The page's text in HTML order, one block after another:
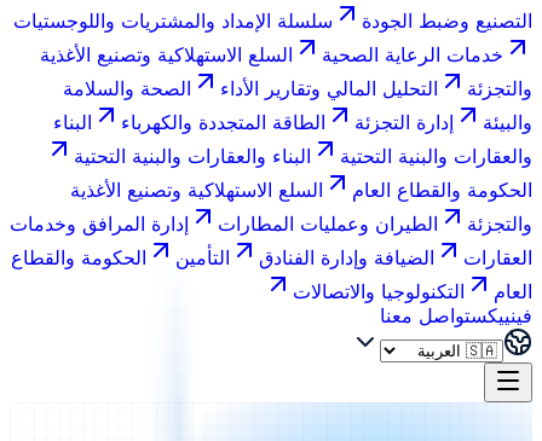
التصنيع وضبط الجودة
سلسلة الإمداد والمشتريات واللوجستيات
خدمات الرعاية الصحية
السلع الاستهلاكية وتصنيع الأغذية
والتجزئة
التحليل المالي وتقارير الأداء
الصحة والسلامة
والبيئة
إدارة التجزئة الطاقة المتجددة والكهرباء
البناء
والعقارات والبنية التحتية
البناء والعقارات والبنية التحتية
الحكومة والقطاع العام
السلع الاستهلاكية وتصنيع الأغذية
والتجزئة
الطيران وعمليات المطارات
إدارة المرافق وخدمات
العقارات
الضيافة وإدارة الفنادق التأمين
الحكومة والقطاع
العام
التكنولوجيا والاتصالات
فينييكستواصل معنا